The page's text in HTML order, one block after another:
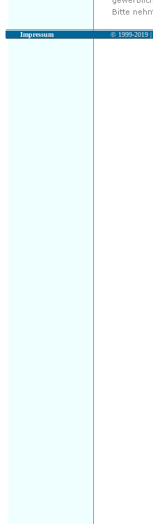
Impressum © 1999-2019 |